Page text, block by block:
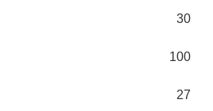
30
100
27